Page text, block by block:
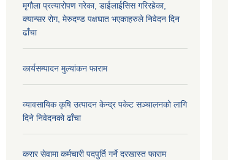
मृगौला प्रत्यारोपण गरेका, डाईलाईसिस गरिरहेका,
क्यान्सर रोग, मेरुदण्ड पक्षघात भएकाहरुले निवेदन दिन
ढाँचा
कार्यसम्पादन मुल्यांकन फाराम
व्यावसायिक कृषि उत्पादन केन्द्र पकेट सञ्चालनको लागि
दिने निवेदनको ढाँचा
करार सेवामा कर्मचारी पदपुर्ति गर्ने दरखास्त फाराम